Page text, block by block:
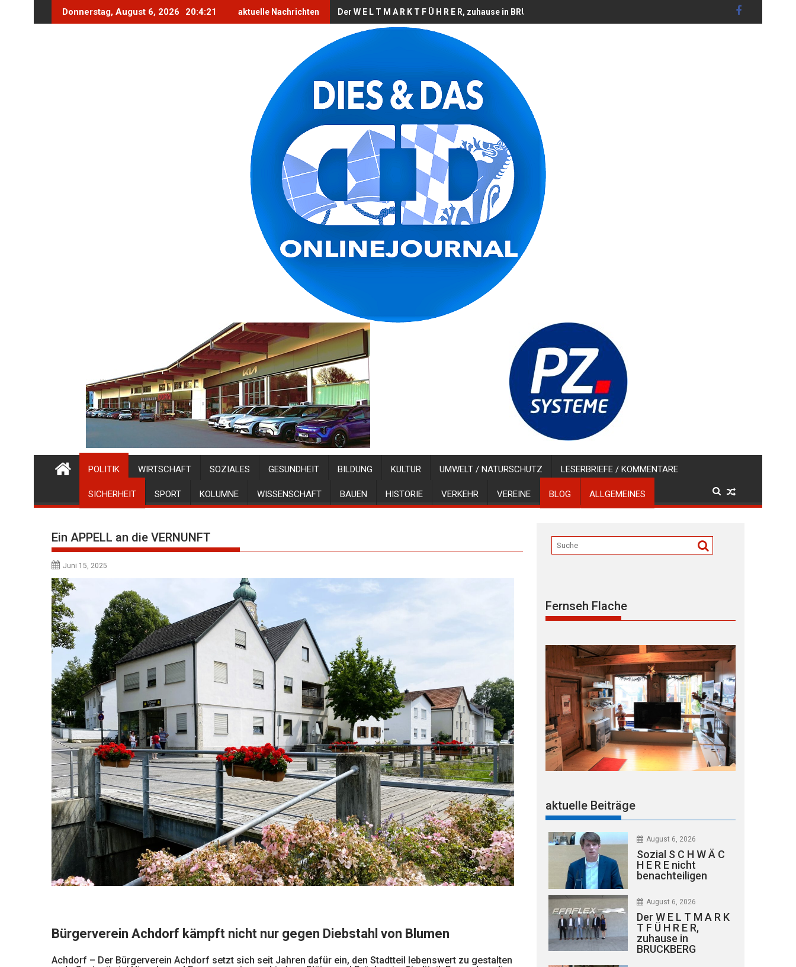
Donnerstag, August 6, 2026 20:4:23 aktuelle Nachrichten Der W E L T M A R K T F Ü H R E R, zuhause in BRUCKBERG
POLITIK WIRTSCHAFT SOZIALES GESUNDHEIT BILDUNG KULTUR UMWELT / NATURSCHUTZ LESERBRIEFE / KOMMENTARE
SICHERHEIT SPORT KOLUMNE WISSENSCHAFT BAUEN HISTORIE VERKEHR VEREINE BLOG ALLGEMEINES
Ein APPELL an die VERNUNFT
Juni 15, 2025
Bürgerverein Achdorf kämpft nicht nur gegen Diebstahl von Blumen
Achdorf – Der Bürgerverein Achdorf setzt sich seit Jahren dafür ein, den Stadtteil lebenswert zu gestalten
Fernseh Flache
aktuelle Beiträge
August 6, 2026
Sozial S C H W Ä C
H E R E nicht
benachteiligen
August 6, 2026
Der W E L T M A R K
T F Ü H R E R,
zuhause in
BRUCKBERG